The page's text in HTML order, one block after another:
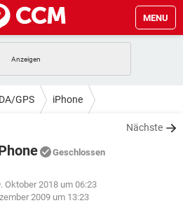
MENU
IOS
TIKTOK
STREAMING
TIKTOK
STREAMING
INSTAGRAM
STREAMING
GPS iPhone
Nächste
Geschlossen
Oktober 2018 um 06:23
2009 um 13:23